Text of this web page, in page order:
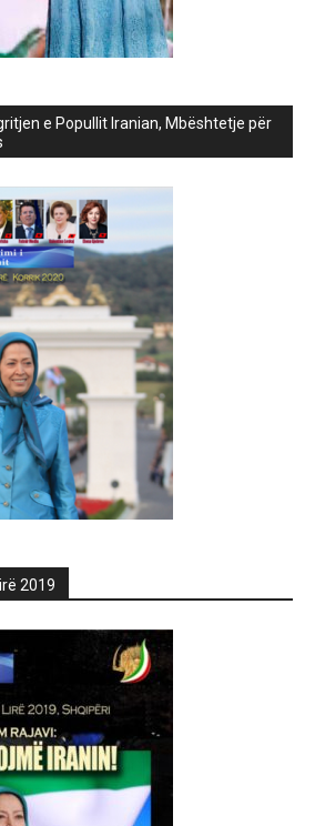
e Popullit Iranian, Mbështetje për
2019